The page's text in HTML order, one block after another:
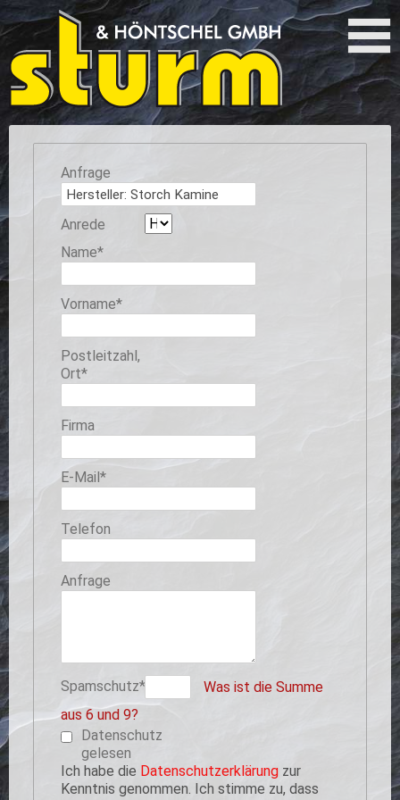
Anfrage
Anrede
Pflichtfeld
Name*
Pflichtfeld
Vorname*
Pflichtfeld
Postleitzahl,
Ort*
Firma
Pflichtfeld
E-Mail*
Telefon
Anfrage
Pflichtfeld
Spamschutz*
Was ist die Summe
aus 6 und 9?
Datenschutz
gelesen
Ich habe die Datenschutzerklärung zur
Kenntnis genommen. Ich stimme zu, dass